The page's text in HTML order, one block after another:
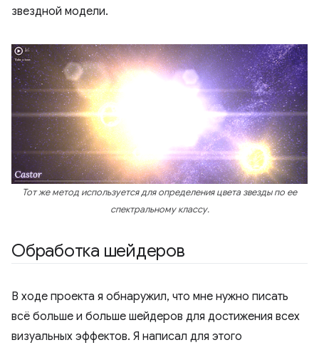
звездной модели.
Тот же метод используется для определения цвета звезды по ее
спектральному классу.
Обработка шейдеров
В ходе проекта я обнаружил, что мне нужно писать
всё больше и больше шейдеров для достижения всех
визуальных эффектов. Я написал для этого